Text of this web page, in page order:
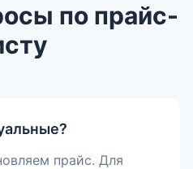
по прайс-
прайс. Для